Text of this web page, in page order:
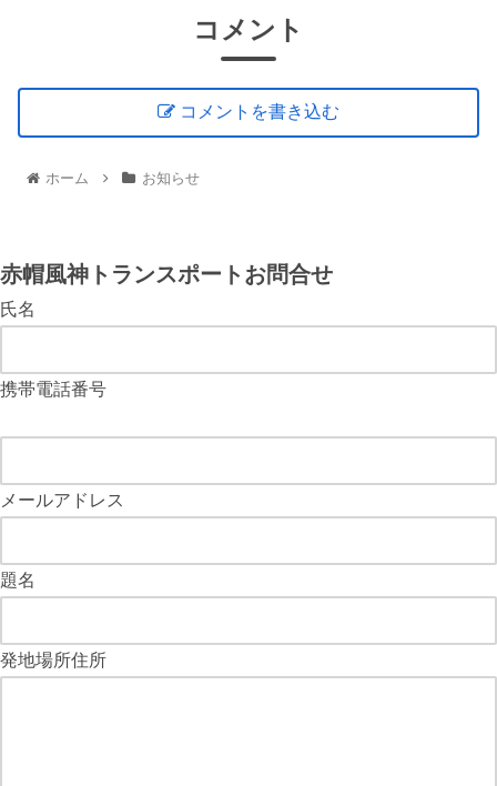
コメント
コメントを書き込む
ホーム お知らせ
赤帽風神トランスポートお問合せ
氏名
携帯電話番号
メールアドレス
題名
発地場所住所